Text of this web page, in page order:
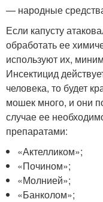
— народные
Если капусту
обработать ее
используют их,
Инсектицид
человека, то будет
мошек много, и они
случае ее
препаратами:
«Актелликом»;
«Почином»;
«Молнией»;
«Банколом»;